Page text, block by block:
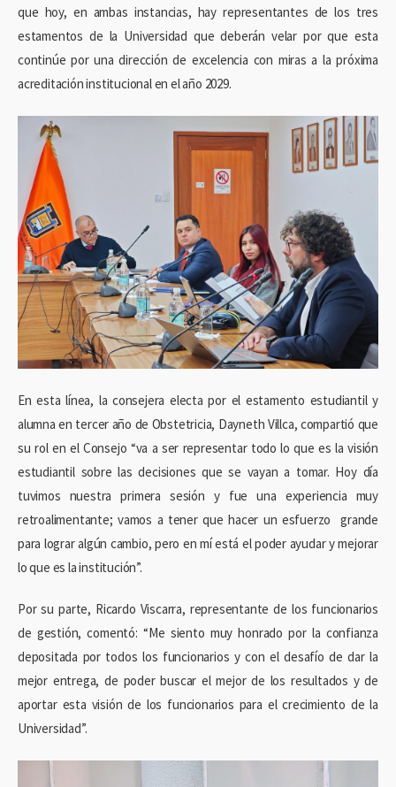
que hoy, en ambas instancias, hay representantes de los tres
estamentos de la Universidad que deberán velar por que esta
continúe por una dirección de excelencia con miras a la próxima
acreditación institucional en el año 2029.
En esta línea, la consejera electa por el estamento estudiantil y
alumna en tercer año de Obstetricia, Dayneth Villca, compartió que
su rol en el Consejo “va a ser representar todo lo que es la visión
estudiantil sobre las decisiones que se vayan a tomar. Hoy día
tuvimos nuestra primera sesión y fue una experiencia muy
retroalimentante; vamos a tener que hacer un esfuerzo grande
para lograr algún cambio, pero en mí está el poder ayudar y mejorar
lo que es la institución”.
Por su parte, Ricardo Viscarra, representante de los funcionarios
de gestión, comentó: “Me siento muy honrado por la confianza
depositada por todos los funcionarios y con el desafío de dar la
mejor entrega, de poder buscar el mejor de los resultados y de
aportar esta visión de los funcionarios para el crecimiento de la
Universidad”.